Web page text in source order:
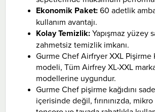
Ekonomik Paket:60 adetlik
kullanım avantajı.
Kolay Temizlik:Yapışmaz yüzey
zahmetsiz temizlik imkanı.
Gurme Chef Airfryer XXL Pişirme
modeli, Tüm Airfrey XL-XXL
modellerine uygundur.
Gurme Chef pişirme kağıdını
içerisinde değil, fırınınızda, mikro